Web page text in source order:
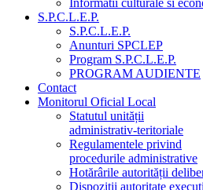
Informatii culturale si
S.P.C.L.E.P.
S.P.C.L.E.P.
Anunturi SPCLEP
Program S.P.C.L.E.P.
PROGRAM AUDIENTE
Contact
Monitorul Oficial Local
Statutul unității
administrativ-teritoriale
Regulamentele privind
procedurile administrative
Hotărârile autorității
Dispoziții autoritate